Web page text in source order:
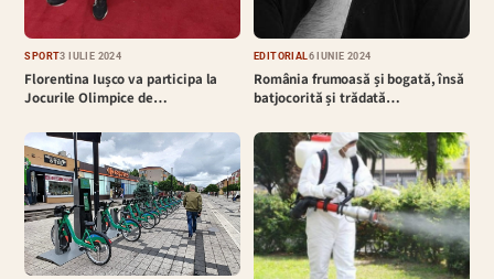
SPORT3 IULIE 2024
Florentina Iușco va participa la
Jocurile Olimpice de…
EDITORIAL6 IUNIE 2024
România frumoasă și bogată, însă
batjocorită și trădată…